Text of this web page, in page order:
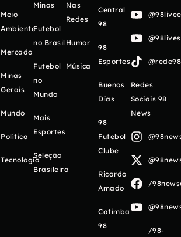
Meio
Ambiente
Mercado
Minas
Gerais
Mundo
Política
Tecnologia
Minas
Futebol
no Brasil
Futebol
no
Mundo
Mais
Esportes
Seleção
Brasileira
Nas
Redes
Humor
Música
Central
98
98
Esportes
Buenos
Días
98
Futebol
Clube
Ricardo
Amado
Catimba
98
Redes
Sociais 98
News
/
/98-